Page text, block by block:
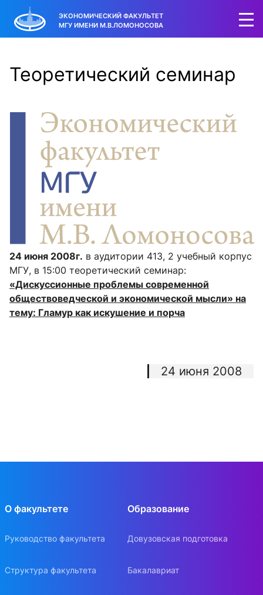
ЭКОНОМИЧЕСКИЙ ФАКУЛЬТЕТ
МГУ ИМЕНИ М.В.ЛОМОНОСОВА
Теоретический семинар
24 июня 2008г. в аудитории 413, 2 учебный корпус
МГУ, в 15:00 теоретический семинар:
«Дискуссионные проблемы современной
обществоведческой и экономической мысли» на
тему: Гламур как искушение и порча
24 июня 2008
О факультете
Руководство факультета
Структура факультета
Образование
Довузовская подготовка
Бакалавриат